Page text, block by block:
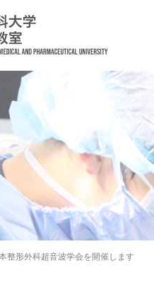
整形外科超音波学会を開催します